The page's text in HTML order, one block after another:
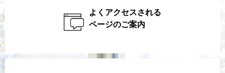
よくアクセスされる
ページのご案内